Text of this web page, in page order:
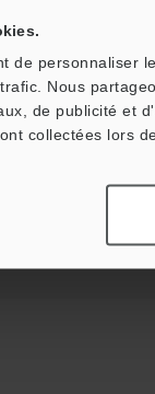
de personnaliser
Nous
de publicité et
collectées lors
Posez vos